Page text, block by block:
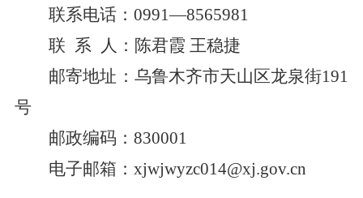
联系电话：0991—8565981
联 系 人：陈君霞 王稳捷
邮寄地址：乌鲁木齐市天山区龙泉街191
号
邮政编码：830001
电子邮箱：xjwjwyzc014@xj.gov.cn